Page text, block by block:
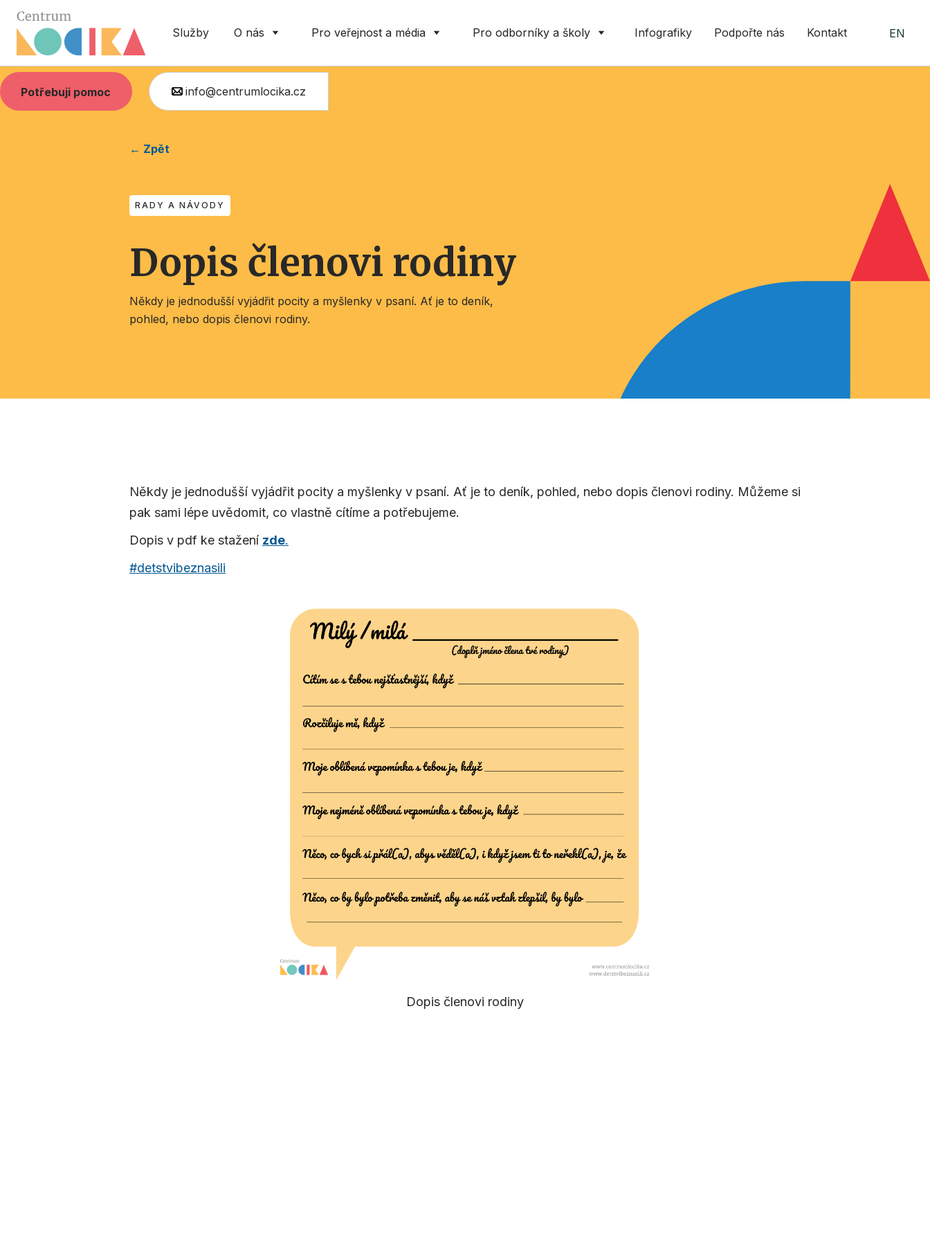
Služby O nás Pro veřejnost a média Pro odborníky a školy Infografiky Podpořte nás Kontakt EN
Potřebuji pomoc info@centrumlocika.cz
← Zpět
RADY A NÁVODY
Dopis členovi rodiny
Někdy je jednodušší vyjádřit pocity a myšlenky v psaní. Ať je to deník,
pohled, nebo dopis členovi rodiny.
Někdy je jednodušší vyjádřit pocity a myšlenky v psaní. Ať je to deník, pohled, nebo dopis členovi rodiny. Můžeme si
pak sami lépe uvědomit, co vlastně cítíme a potřebujeme.
Dopis v pdf ke stažení zde.
#detstvibeznasili
Dopis členovi rodiny